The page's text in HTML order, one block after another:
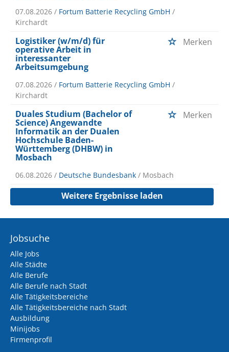
07.08.2026 / Fortum Batterie Recycling GmbH /
Kirchardt
Logistiker (w/m/d) für
operative Arbeit in
interessanter
Arbeitsumgebung
Merken
07.08.2026 / Fortum Batterie Recycling GmbH /
Kirchardt
Duales Studium (Bachelor of
Science) Angewandte
Informatik an der Dualen
Hochschule Baden-
Württemberg (DHBW) in
Mosbach
Merken
06.08.2026 / Deutsche Bundesbank / Mosbach
Weitere Ergebnisse laden
Jobsuche
Alle Jobs
Alle Städte
Alle Berufe
Alle Berufe nach Stadt
Alle Tätigkeitsbereiche
Alle Tätigkeitsbereiche nach Stadt
Ausbildung
Minijobs
Firmenprofil